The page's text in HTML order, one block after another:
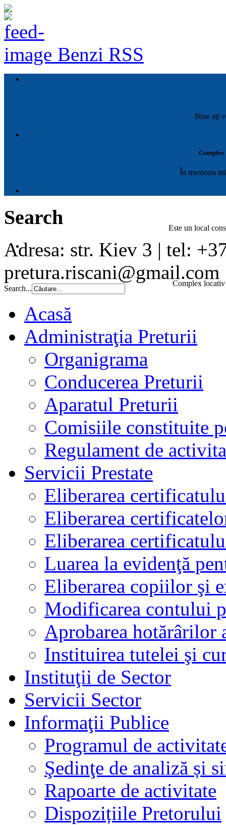
Benzi RSS
Bine ați
În memoria
Este un local
Complex
Search
Adresa: str. Kiev 3 | tel:
pretura.riscani@gmail.com
Search...
Acasă
Administraţia Preturii
Organigrama
Conducerea Preturii
Aparatul Preturii
Comisiile constituite
Regulament de
Servicii Prestate
Eliberarea
Eliberarea
Eliberarea
Luarea la evidenţă
Eliberarea copiilor şi
Modificarea contului
Aprobarea hotărârilor
Instituirea tutelei şi
Instituţii de Sector
Servicii Sector
Informaţii Publice
Programul de
Şedinţe de analiză și
Rapoarte de activitate
Dispozițiile Pretorului